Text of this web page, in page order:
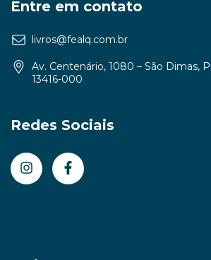
Entre em contato
livros@fealq.com.br
Av. Centenário, 1080 – São Dimas,
13416-000
Redes Sociais